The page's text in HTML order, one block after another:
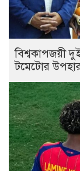
বিশ্বকাপজয়ী
টমেটোর